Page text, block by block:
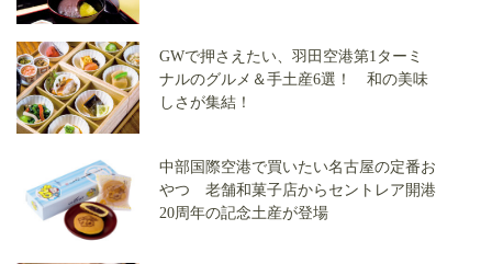
GWで押さえたい、羽田空港第1ターミ
ナルのグルメ＆手土産6選！ 和の美味
しさが集結！
中部国際空港で買いたい名古屋の定番お
やつ 老舗和菓子店からセントレア開港
20周年の記念土産が登場